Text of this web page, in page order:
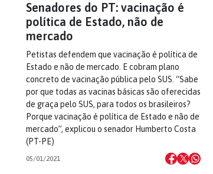
Senadores do PT: vacinação é
política de Estado, não de
mercado
Petistas defendem que vacinação é política de
Estado e não de mercado. E cobram plano
concreto de vacinação pública pelo SUS. “Sabe
por que todas as vacinas básicas são oferecidas
de graça pelo SUS, para todos os brasileiros?
Porque vacinação é política de Estado e não de
mercado”, explicou o senador Humberto Costa
(PT-PE)
05/01/2021